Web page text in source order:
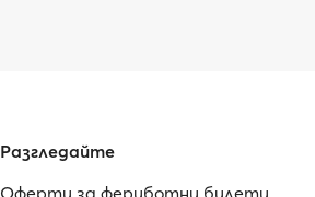
Разгледайте
Оферти за фериботни билети